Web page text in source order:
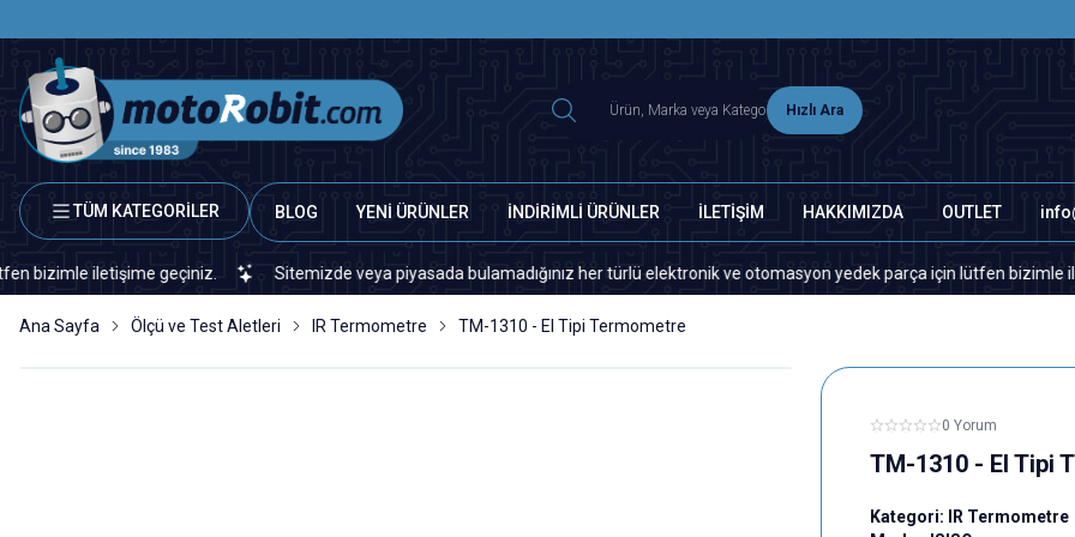
Hızlı Ara
TÜM KATEGORİLER BLOG YENİ ÜRÜNLER İNDİRİMLİ ÜRÜNLER İLETİŞİM HAKKIMIZDA OUTLET
iletişime geçiniz. Sitemizde veya piyasada bulamadığınız her türlü elektronik ve otomasyon yedek parça için lütfen bizimle
Ana Sayfa Ölçü ve Test Aletleri IR Termometre TM-1310 - El Tipi Termometre
0 Yorum
TM-1310 - El Tipi
Kategori:
IR Termometre